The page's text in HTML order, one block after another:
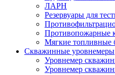
ЛАРН
Резервуары для
Противопожарные
Мягкие топливные
Скважинные уровнемеры
Уровнемер
Уровнемер